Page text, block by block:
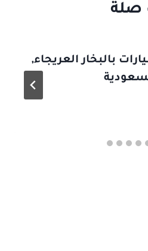
صلة
بالبخار العريجاء,